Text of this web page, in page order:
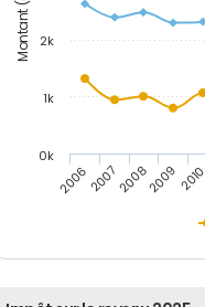
20062007200820092010
0k
1k
2k